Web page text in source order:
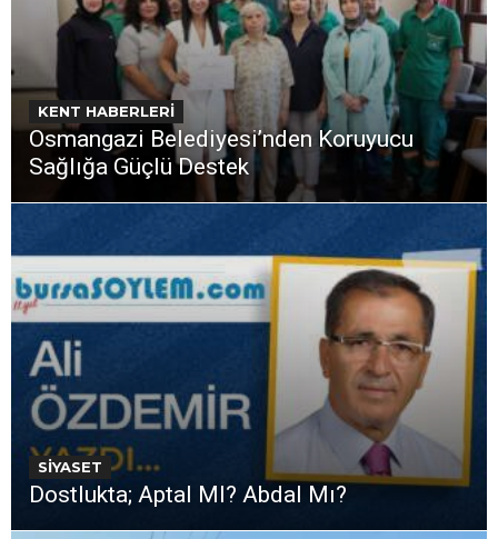
KENT HABERLERİ
Osmangazi Belediyesi’nden Koruyucu
Sağlığa Güçlü Destek
SİYASET
Dostlukta; Aptal MI? Abdal Mı?